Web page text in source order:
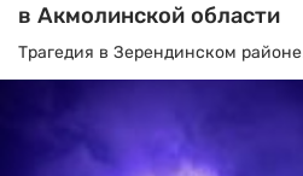
в Акмолинской области
Трагедия в Зерендинском районе.